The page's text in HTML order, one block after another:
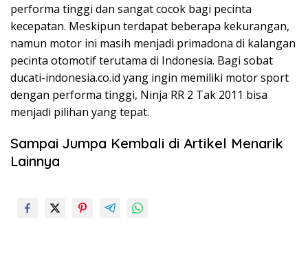
performa tinggi dan sangat cocok bagi pecinta
kecepatan. Meskipun terdapat beberapa kekurangan,
namun motor ini masih menjadi primadona di kalangan
pecinta otomotif terutama di Indonesia. Bagi sobat
ducati-indonesia.co.id yang ingin memiliki motor sport
dengan performa tinggi, Ninja RR 2 Tak 2011 bisa
menjadi pilihan yang tepat.
Sampai Jumpa Kembali di Artikel Menarik
Lainnya